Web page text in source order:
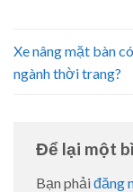
Xe nâng mặt bàn
ngành thời trang?
Để lại một
Bạn phải đăng